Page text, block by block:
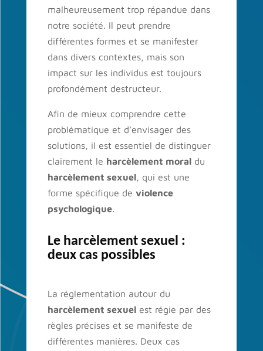
malheureusement trop répandue dans
notre société. Il peut prendre
différentes formes et se manifester
dans divers contextes, mais son
impact sur les individus est toujours
profondément destructeur.
Afin de mieux comprendre cette
problématique et d’envisager des
solutions, il est essentiel de distinguer
clairement le harcèlement moraldu
harcèlement sexuel, qui est une
forme spécifique de violence
psychologique.
Le harcèlement sexuel :
deux cas possibles
La réglementation autour du
harcèlement sexuelest régie par des
règles précises et se manifeste de
différentes manières. Deux cas